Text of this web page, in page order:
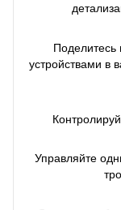
устройствами в
Управляйте